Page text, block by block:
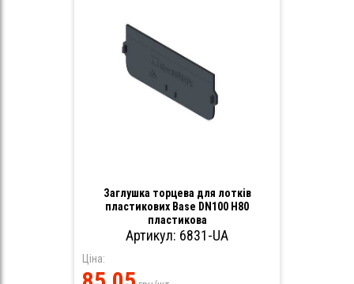
Заглушка торцева для лотків
пластикових Base DN100 H80
пластикова
Артикул: 6831-UA
Ціна: